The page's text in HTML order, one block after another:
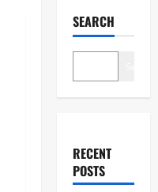
SEARCH
RECENT
POSTS